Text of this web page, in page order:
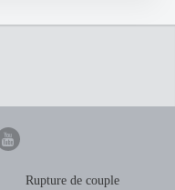
Rupture de couple